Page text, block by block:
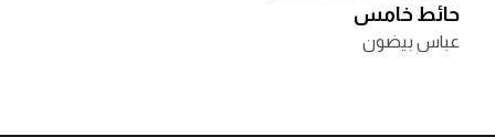
حائط خامس
عباس بيضون